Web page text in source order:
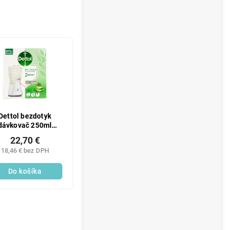
bezdotyk
250ml
18,46 € bez DPH
22,70 €
Do košíka